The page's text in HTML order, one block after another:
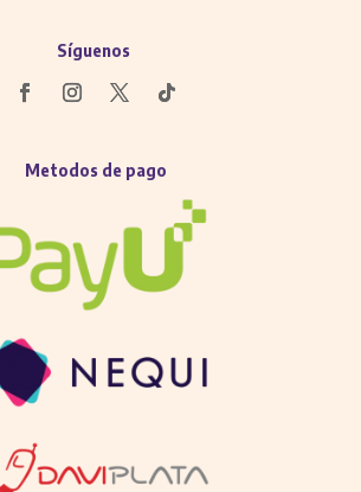
Síguenos
Metodos de pago